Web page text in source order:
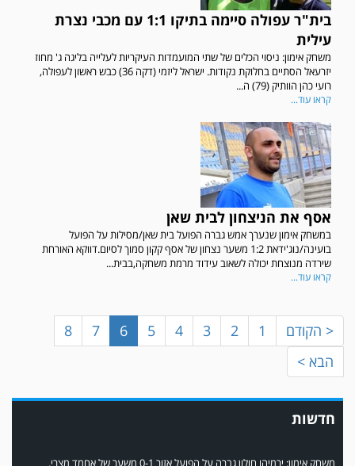
בית"ר עפולה סיימה בתיקו 1:1 עם מכבי נצרת
עילית
משחק אימון: ניסוי הכלים של שתי המועמדות העיקריות לעלייה בליגה ג' מחוז
יזרעאל הסתיים בחלוקת נקודות. ישראל ליזמי (דקה 36) כבש ראשון לעפולה,
רועי כהן הוותיק (79) ה...
קראו עוד...
אסף את הניצחון לבית שאן
במשחק אימון שנערך אמש גברה הפועל בית שאן/מסילות על הפועל
בועינה/נוג'ידאת 1:2 משער נצחון של אסף קקון סמוך לסיום.דווקא האורחת
שירדה מנוצחת יכולה לשאוב עידוד מרמת משחקה,בבית...
קראו עוד...
< הקודם 1
2
3
4
5
6
7
8
הבא >
חדשות
במשחק אימון שהתקיים הבוקר יום ה' ניצחה קרית מלאכי את עירוני אשדוד 5-0.